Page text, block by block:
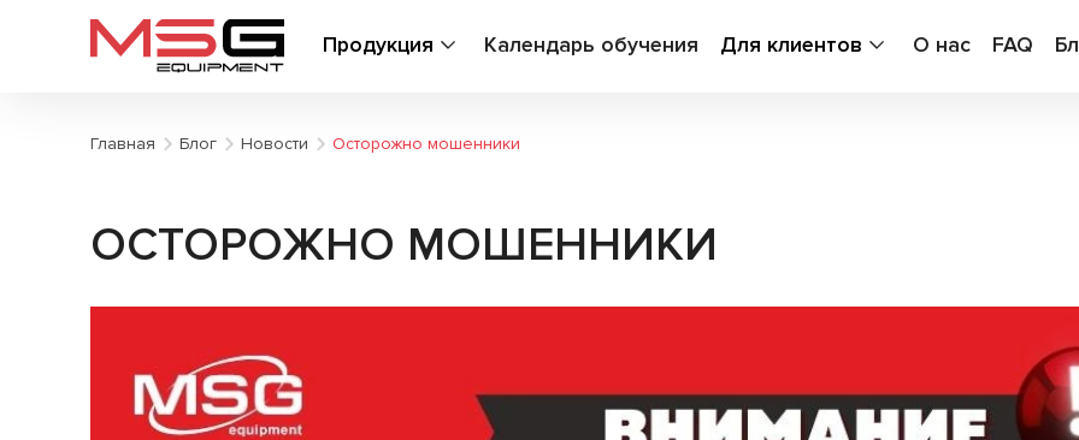
Продукция Календарь обучения Для клиентов О нас FAQ
Главная Блог Новости Осторожно мошенники
ОСТОРОЖНО МОШЕННИКИ